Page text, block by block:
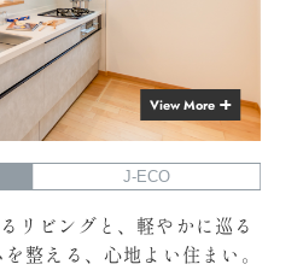
View More
J-ECO
リビングと、軽やかに巡る
整える、心地よい住まい。